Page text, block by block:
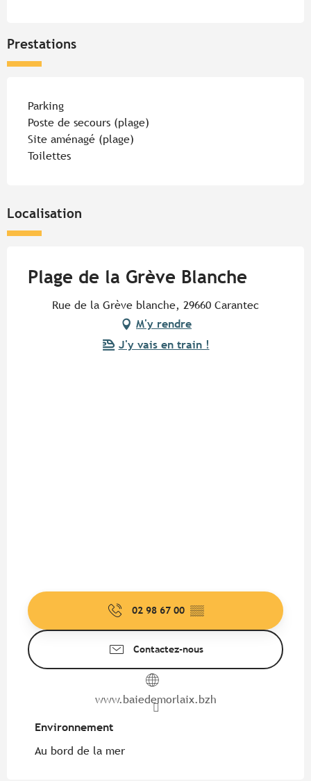
Prestations
Parking
Poste de secours (plage)
Site aménagé (plage)
Toilettes
Localisation
Plage de la Grève Blanche
Rue de la Grève blanche, 29660 Carantec
M'y rendre
J'y vais en train !
02 98 67 00 ▒▒
Contactez-nous
www.baiedemorlaix.bzh
Environnement
Environnement
Au bord de la mer